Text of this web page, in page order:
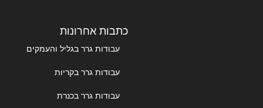
כתבות אחרונות
עבודות גרר בגליל והעמקים
עבודות גרר בקריות
עבודות גרר בכנרת